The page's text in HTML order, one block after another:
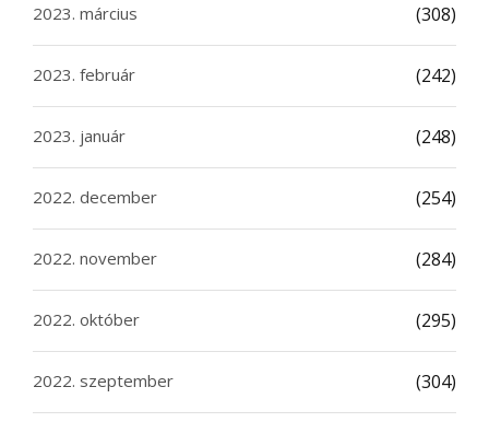
2023. március (308)
2023. február (242)
2023. január (248)
2022. december (254)
2022. november (284)
2022. október (295)
2022. szeptember (304)